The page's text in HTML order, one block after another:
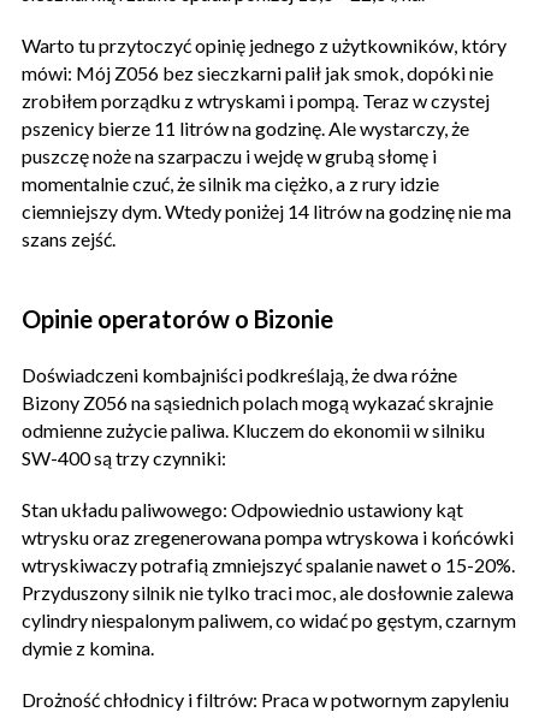
Warto tu przytoczyć opinię jednego z użytkowników, który
mówi: Mój Z056 bez sieczkarni palił jak smok, dopóki nie
zrobiłem porządku z wtryskami i pompą. Teraz w czystej
pszenicy bierze 11 litrów na godzinę. Ale wystarczy, że
puszczę noże na szarpaczu i wejdę w grubą słomę i
momentalnie czuć, że silnik ma ciężko, a z rury idzie
ciemniejszy dym. Wtedy poniżej 14 litrów na godzinę nie ma
szans zejść.
Opinie operatorów o Bizonie
Doświadczeni kombajniści podkreślają, że dwa różne
Bizony Z056 na sąsiednich polach mogą wykazać skrajnie
odmienne zużycie paliwa. Kluczem do ekonomii w silniku
SW-400 są trzy czynniki:
Stan układu paliwowego: Odpowiednio ustawiony kąt
wtrysku oraz zregenerowana pompa wtryskowa i końcówki
wtryskiwaczy potrafią zmniejszyć spalanie nawet o 15-20%.
Przyduszony silnik nie tylko traci moc, ale dosłownie zalewa
cylindry niespalonym paliwem, co widać po gęstym, czarnym
dymie z komina.
Drożność chłodnicy i filtrów: Praca w potwornym zapyleniu